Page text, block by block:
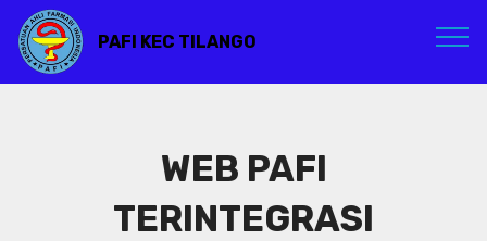
PAFI KEC TILANGO
WEB PAFI
TERINTEGRASI